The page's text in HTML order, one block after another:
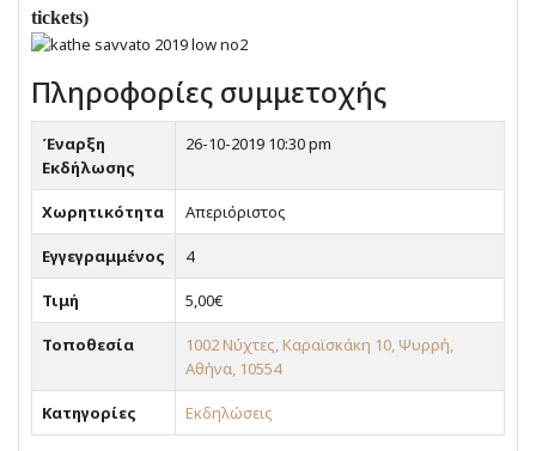
tickets)
Πληροφορίες συμμετοχής
Έναρξη
Εκδήλωσης
26-10-2019 10:30 pm
Χωρητικότητα Απεριόριστος
Εγγεγραμμένος 4
Τιμή 5,00€
Τοποθεσία
1002 Νύχτες, Καραϊσκάκη 10, Ψυρρή,
Αθήνα, 10554
Κατηγορίες Εκδηλώσεις